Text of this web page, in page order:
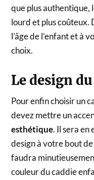
que plus authentique,
lourd et plus coûteux.
l’âge de l’enfant et à
choix.
Le design
Pour enfin choisir un
devez mettre un
esthétique. Il sera en
design à votre bout
faudra
couleur du caddie